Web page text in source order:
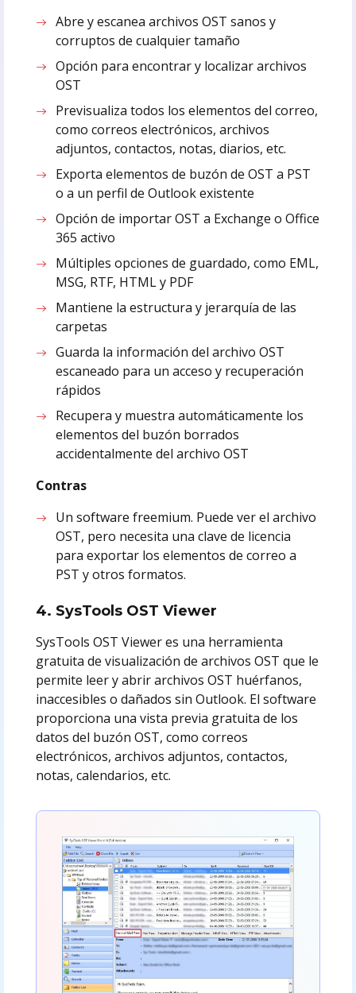
Abre y escanea archivos OST sanos y
corruptos de cualquier tamaño
Opción para encontrar y localizar archivos
OST
Previsualiza todos los elementos del correo,
como correos electrónicos, archivos
adjuntos, contactos, notas, diarios, etc.
Exporta elementos de buzón de OST a PST
o a un perfil de Outlook existente
Opción de importar OST a Exchange o Office
365 activo
Múltiples opciones de guardado, como EML,
MSG, RTF, HTML y PDF
Mantiene la estructura y jerarquía de las
carpetas
Guarda la información del archivo OST
escaneado para un acceso y recuperación
rápidos
Recupera y muestra automáticamente los
elementos del buzón borrados
accidentalmente del archivo OST
Contras
Un software freemium. Puede ver el archivo
OST, pero necesita una clave de licencia
para exportar los elementos de correo a
PST y otros formatos.
4. SysTools OST Viewer
SysTools OST Viewer es una herramienta
gratuita de visualización de archivos OST que le
permite leer y abrir archivos OST huérfanos,
inaccesibles o dañados sin Outlook. El software
proporciona una vista previa gratuita de los
datos del buzón OST, como correos
electrónicos, archivos adjuntos, contactos,
notas, calendarios, etc.